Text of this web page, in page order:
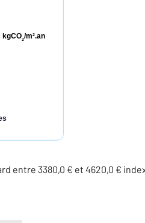
kgCO2/m2.an
entre 3380,0 € et 4620,0 €